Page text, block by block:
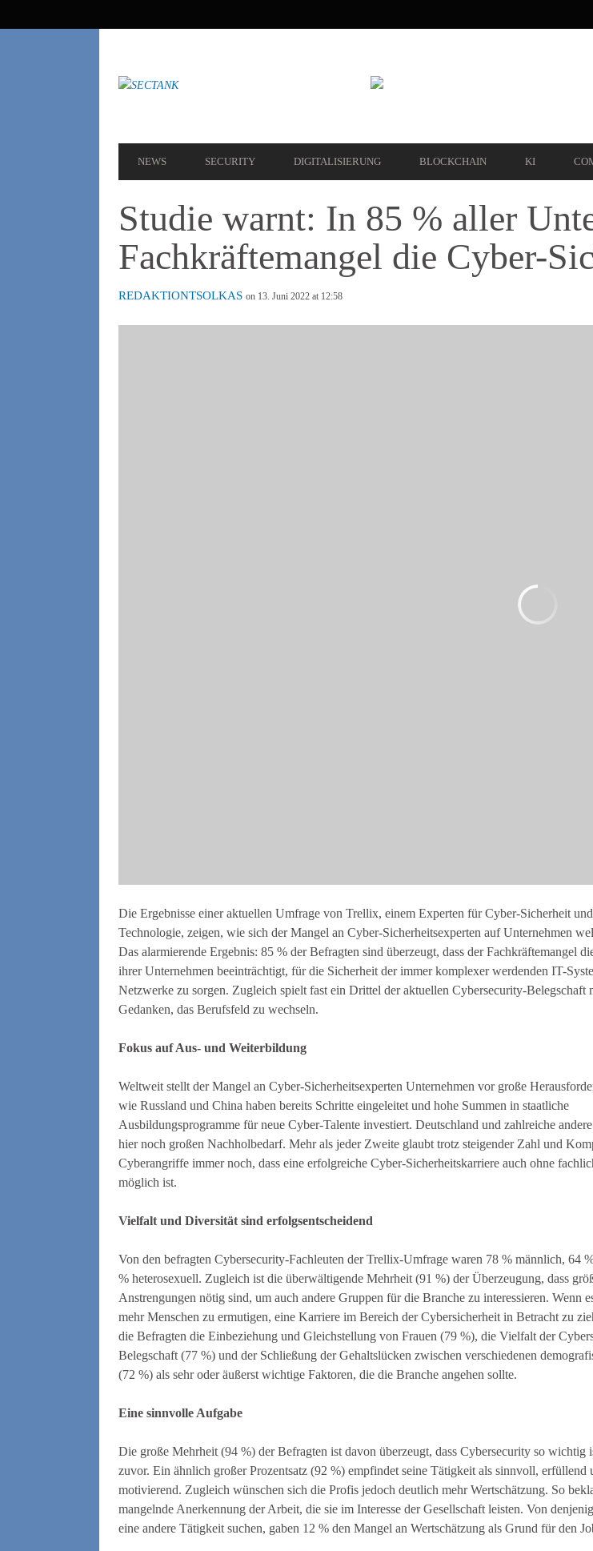
NAVIGATION
NAVIGATION
NEWS SECURITY DIGITALISIERUNG BLOCKCHAIN KI
Studie warnt: In 85 % aller
Fachkräftemangel die Cyber-
REDAKTIONTSOLKAS on 13. Juni 2022 at 12:58
Die Ergebnisse einer aktuellen Umfrage von Trellix, einem Experten für Cyber-Sicherheit
Technologie, zeigen, wie sich der Mangel an Cyber-Sicherheitsexperten auf Unternehmen
Das alarmierende Ergebnis: 85 % der Befragten sind überzeugt, dass der Fachkräftemangel
ihrer Unternehmen beeinträchtigt, für die Sicherheit der immer komplexer werdenden IT-
Netzwerke zu sorgen. Zugleich spielt fast ein Drittel der aktuellen Cybersecurity-Belegschaft
Gedanken, das Berufsfeld zu wechseln.
Fokus auf Aus- und Weiterbildung
Weltweit stellt der Mangel an Cyber-Sicherheitsexperten Unternehmen vor große
wie Russland und China haben bereits Schritte eingeleitet und hohe Summen in staatliche
Ausbildungsprogramme für neue Cyber-Talente investiert. Deutschland und zahlreiche
hier noch großen Nachholbedarf. Mehr als jeder Zweite glaubt trotz steigender Zahl und
Cyberangriffe immer noch, dass eine erfolgreiche Cyber-Sicherheitskarriere auch ohne
möglich ist.
Vielfalt und Diversität sind erfolgsentscheidend
Von den befragten Cybersecurity-Fachleuten der Trellix-Umfrage waren 78 % männlich, 64
% heterosexuell. Zugleich ist die überwältigende Mehrheit (91 %) der Überzeugung, dass
Anstrengungen nötig sind, um auch andere Gruppen für die Branche zu interessieren. Wenn
mehr Menschen zu ermutigen, eine Karriere im Bereich der Cybersicherheit in Betracht zu
die Befragten die Einbeziehung und Gleichstellung von Frauen (79 %), die Vielfalt der
Belegschaft (77 %) und der Schließung der Gehaltslücken zwischen verschiedenen
(72 %) als sehr oder äußerst wichtige Faktoren, die die Branche angehen sollte.
Eine sinnvolle Aufgabe
Die große Mehrheit (94 %) der Befragten ist davon überzeugt, dass Cybersecurity so wichtig
zuvor. Ein ähnlich großer Prozentsatz (92 %) empfindet seine Tätigkeit als sinnvoll, erfüllend
motivierend. Zugleich wünschen sich die Profis jedoch deutlich mehr Wertschätzung. So
mangelnde Anerkennung der Arbeit, die sie im Interesse der Gesellschaft leisten. Von
eine andere Tätigkeit suchen, gaben 12 % den Mangel an Wertschätzung als Grund für den